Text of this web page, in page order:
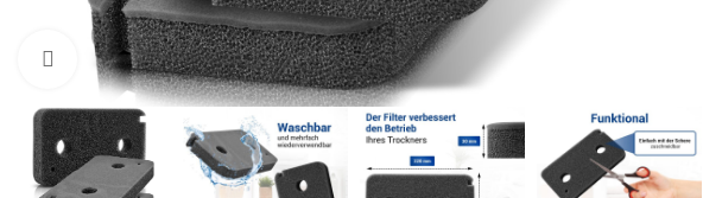
Zum Vergrößern klicken